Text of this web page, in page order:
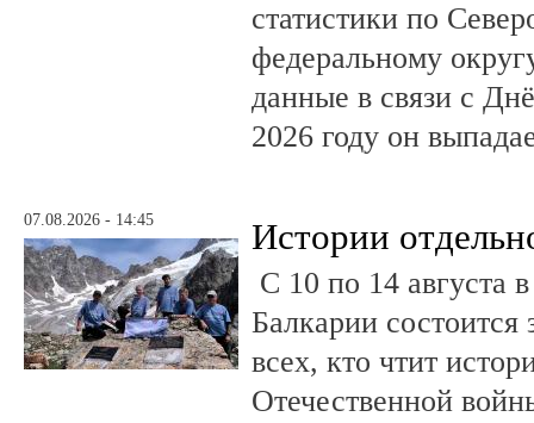
статистики по
федеральному
данные в связи с
2026 году он
07.08.2026 - 14:45 Истории
С 10 по 14 августа
Балкарии состоится
всех, кто чтит
Отечественной